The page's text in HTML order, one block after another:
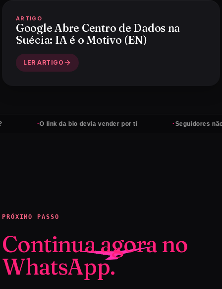
ARTIGO
Google Abre Centro de Dados na
Suécia: IA é o Motivo (EN)
LER ARTIGO
O link da bio devia vender por ti Seguidores não
PRÓXIMO PASSO
Continua agora no
WhatsApp.